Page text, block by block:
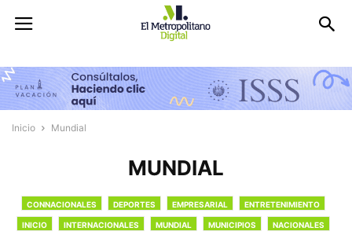
Inicio Mundial
MUNDIAL
CONNACIONALES DEPORTES EMPRESARIAL ENTRETENIMIENTO
INICIO INTERNACIONALES MUNDIAL MUNICIPIOS NACIONALES